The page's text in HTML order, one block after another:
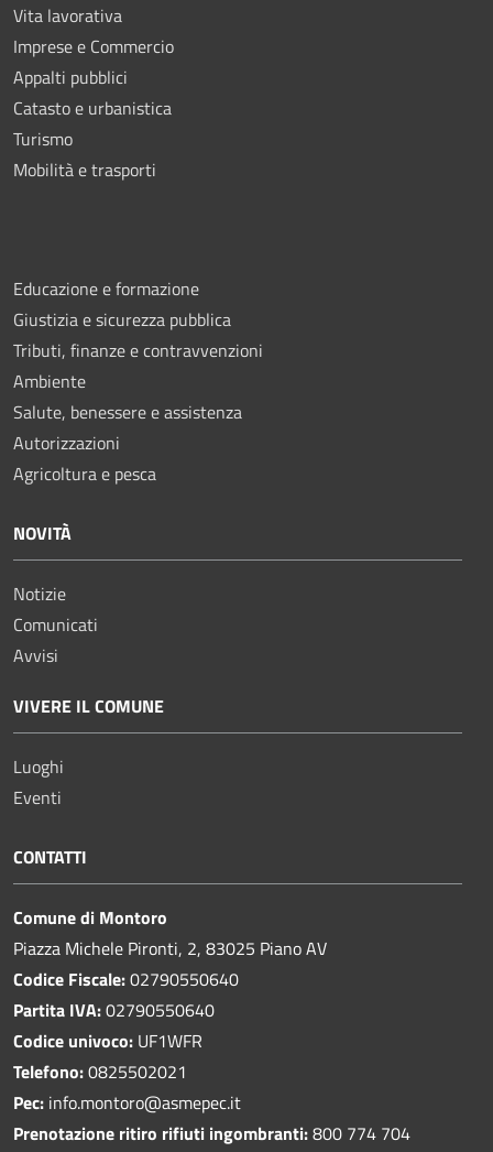
Vita lavorativa
Imprese e Commercio
Appalti pubblici
Catasto e urbanistica
Turismo
Mobilità e trasporti
Educazione e formazione
Giustizia e sicurezza pubblica
Tributi, finanze e contravvenzioni
Ambiente
Salute, benessere e assistenza
Autorizzazioni
Agricoltura e pesca
NOVITÀ
Notizie
Comunicati
Avvisi
VIVERE IL COMUNE
Luoghi
Eventi
CONTATTI
Comune di Montoro
Piazza Michele Pironti, 2, 83025 Piano AV
Codice Fiscale:02790550640
Partita IVA:02790550640
Codice univoco: UF1WFR
Telefono:0825502021
Pec: info.montoro@asmepec.it
Prenotazione ritiro rifiuti ingombranti:800 774 704